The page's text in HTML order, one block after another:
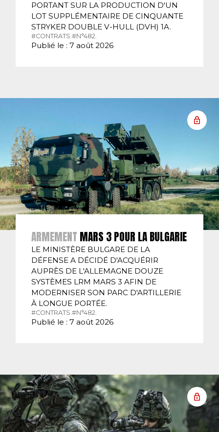
PORTANT SUR LA PRODUCTION D'UN
LOT SUPPLÉMENTAIRE DE CINQUANTE
STRYKER DOUBLE V-HULL (DVH) 1A.
#CONTRATS.#N°482.
Publié le : 7 août 2026
ARMEMENT MARS 3 POUR LA BULGARIE
LE MINISTÈRE BULGARE DE LA
DÉFENSE A DÉCIDÉ D'ACQUÉRIR
AUPRÈS DE L'ALLEMAGNE DOUZE
SYSTÈMES LRM MARS 3 AFIN DE
MODERNISER SON PARC D'ARTILLERIE
À LONGUE PORTÉE.
#CONTRATS.#N°482.
Publié le : 7 août 2026